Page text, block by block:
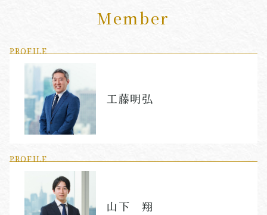
Member
PROFILE
工藤明弘
PROFILE
山下 翔